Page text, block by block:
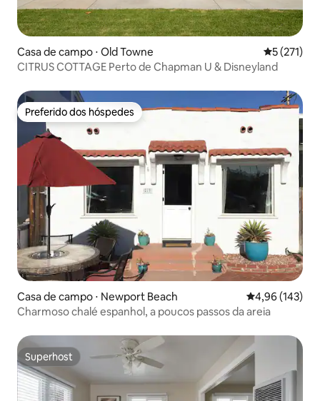
Casa de campo ⋅ Old Towne 5 de uma
5 (271)
CITRUS COTTAGE Perto de Chapman U & Disneyland
Preferido dos hóspedes
Preferido dos hóspedes
Casa de campo ⋅ Newport Beach 4,96 de uma
4,96 (143)
Charmoso chalé espanhol, a poucos passos da areia
Superhost
Superhost